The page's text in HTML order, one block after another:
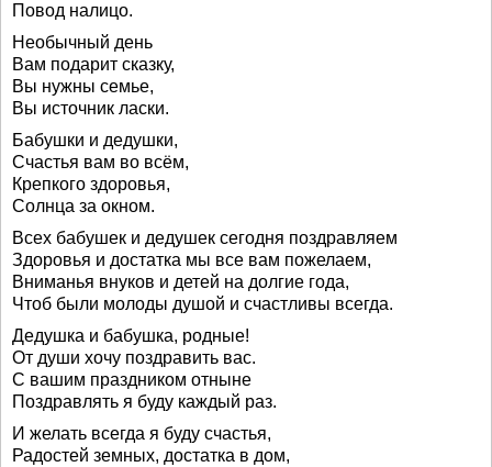
Повод налицо.
Необычный день
Вам подарит сказку,
Вы нужны семье,
Вы источник ласки.
Бабушки и дедушки,
Счастья вам во всём,
Крепкого здоровья,
Солнца за окном.
Всех бабушек и дедушек сегодня поздравляем
Здоровья и достатка мы все вам пожелаем,
Вниманья внуков и детей на долгие года,
Чтоб были молоды душой и счастливы всегда.
Дедушка и бабушка, родные!
От души хочу поздравить вас.
С вашим праздником отныне
Поздравлять я буду каждый раз.
И желать всегда я буду счастья,
Радостей земных, достатка в дом,